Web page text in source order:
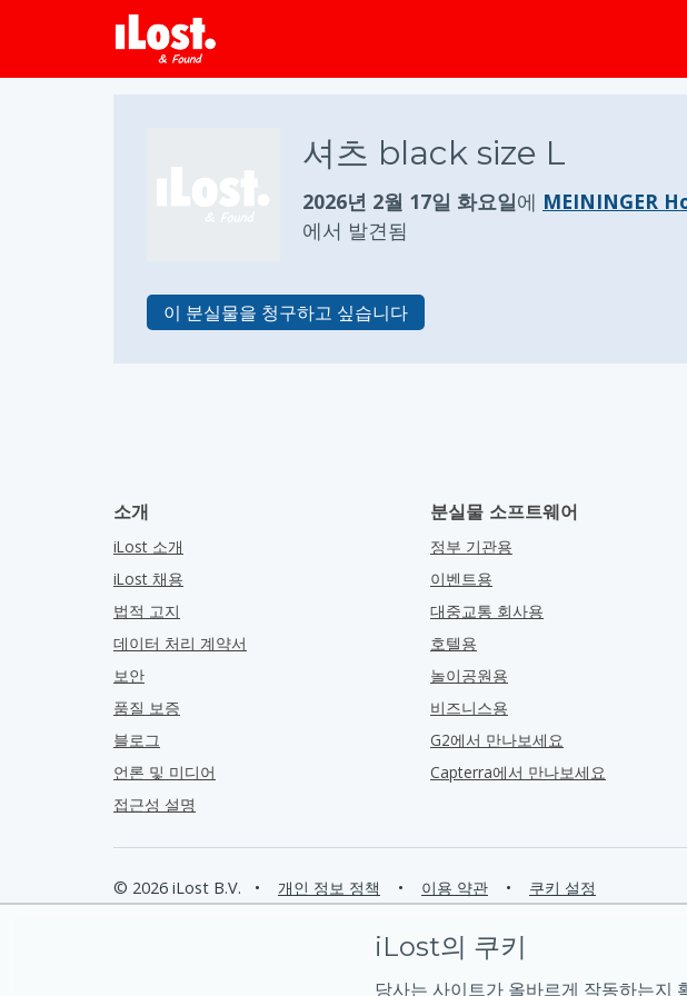
셔츠 black size L
2026년 2월 17일 화요일에 MEININGER
에서 발견됨
이 분실물을 청구하고 싶습니다
소개
iLost 소개
iLost 채용
법적 고지
데이터 처리 계약서
보안
품질 보증
블로그
언론 및 미디어
접근성 설명
분실물 소프트웨어
정부 기관용
이벤트용
대중교통 회사용
호텔용
놀이공원용
비즈니스용
G2에서 만나보세요
Capterra에서 만나보세요
© 2026 iLost B.V. • 개인 정보 정책 • 이용 약관 • 쿠키 설정
iLost의 쿠키
당사는 사이트가 올바르게 작동하는지